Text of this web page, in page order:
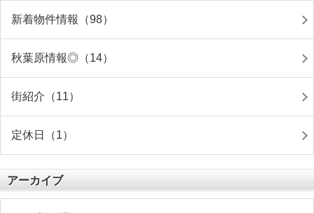
新着物件情報（98）
秋葉原情報◎（14）
街紹介（11）
定休日（1）
アーカイブ